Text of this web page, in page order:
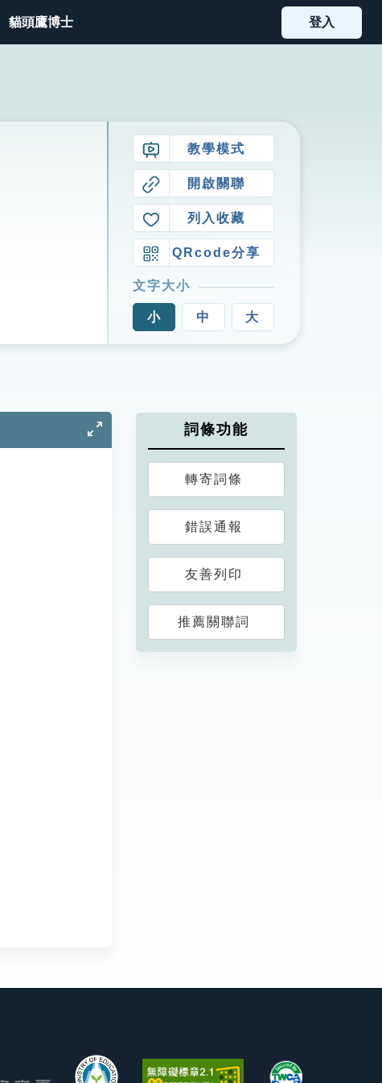
貓頭鷹博士 登入
教學模式
開啟關聯
列入收藏
QRcode分享
文字大小
小 中 大
詞條功能
轉寄詞條
錯誤通報
友善列印
推薦關聯詞